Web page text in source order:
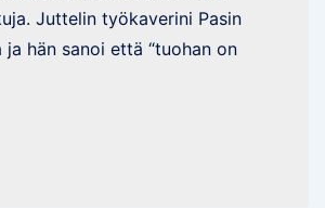
Juttelin työkaverini Pasin
ja hän sanoi että “tuohan on